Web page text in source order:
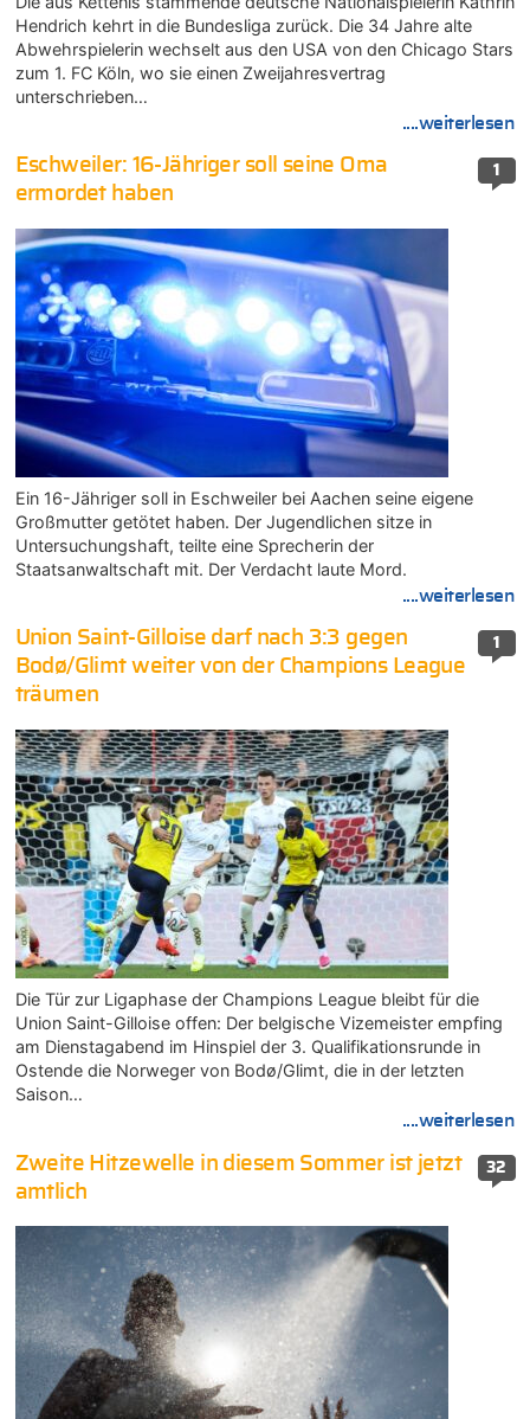
Hendrich kehrt in die Bundesliga zurück. Die 34 Jahre alte
Abwehrspielerin wechselt aus den USA von den Chicago Stars
zum 1. FC Köln, wo sie einen Zweijahresvertrag
unterschrieben…
....weiterlesen
1
Eschweiler: 16-Jähriger soll seine Oma
ermordet haben
Ein 16-Jähriger soll in Eschweiler bei Aachen seine eigene
Großmutter getötet haben. Der Jugendlichen sitze in
Untersuchungshaft, teilte eine Sprecherin der
Staatsanwaltschaft mit. Der Verdacht laute Mord.
....weiterlesen
1
Union Saint-Gilloise darf nach 3:3 gegen
Bodø/Glimt weiter von der Champions League
träumen
Die Tür zur Ligaphase der Champions League bleibt für die
Union Saint-Gilloise offen: Der belgische Vizemeister empfing
am Dienstagabend im Hinspiel der 3. Qualifikationsrunde in
Ostende die Norweger von Bodø/Glimt, die in der letzten
Saison…
....weiterlesen
32
Zweite Hitzewelle in diesem Sommer ist jetzt
amtlich